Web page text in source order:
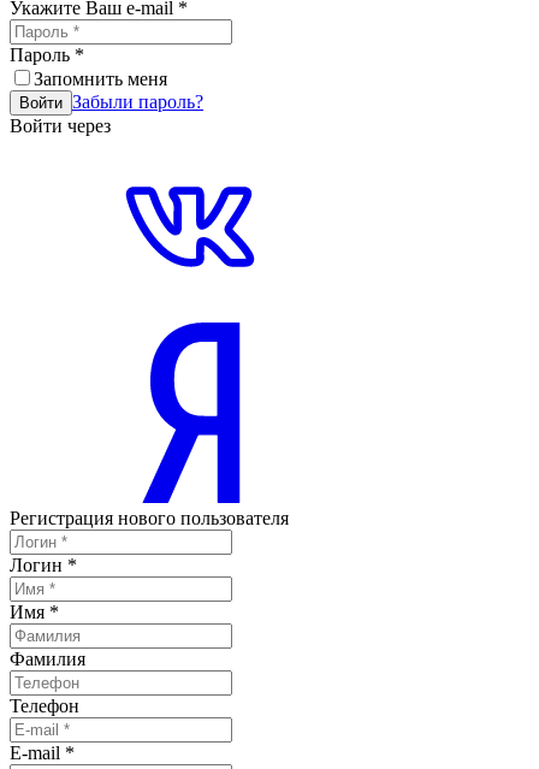
Укажите Ваш e-mail *
Пароль *
Запомнить меня
Войти Забыли пароль?
Войти через
Регистрация нового пользователя
Логин *
Имя *
Фамилия
Телефон
E-mail *